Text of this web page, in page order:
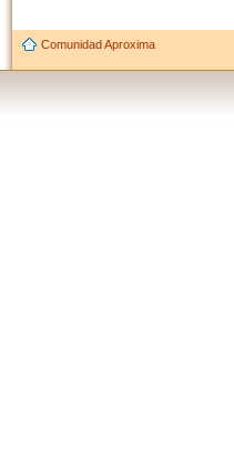
Comunidad Aproxima